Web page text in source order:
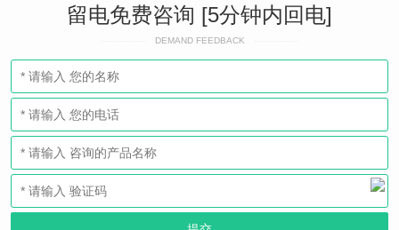
留电免费咨询 [5分钟内回电]
DEMAND FEEDBACK